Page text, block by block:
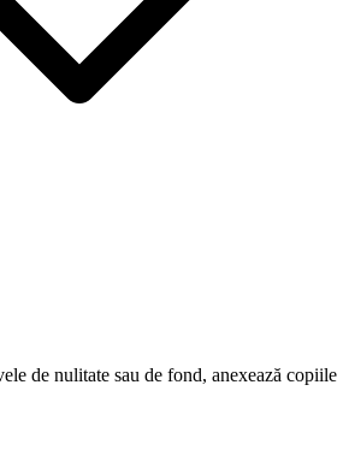
de nulitate sau de fond, anexează copiile